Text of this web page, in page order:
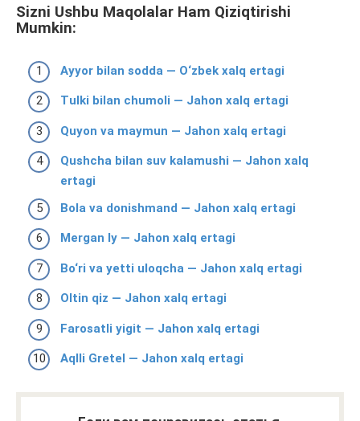
Sizni Ushbu Maqolalar Ham Qiziqtirishi
Mumkin:
Ayyor bilan sodda — O‘zbek xalq ertagi
Tulki bilan chumoli — Jahon xalq ertagi
Quyon va maymun — Jahon xalq ertagi
Qushcha bilan suv kalamushi — Jahon xalq
ertagi
Bola va donishmand — Jahon xalq ertagi
Mergan Iy — Jahon xalq ertagi
Bo‘ri va yetti uloqcha — Jahon xalq ertagi
Oltin qiz — Jahon xalq ertagi
Farosatli yigit — Jahon xalq ertagi
Aqlli Gretel — Jahon xalq ertagi